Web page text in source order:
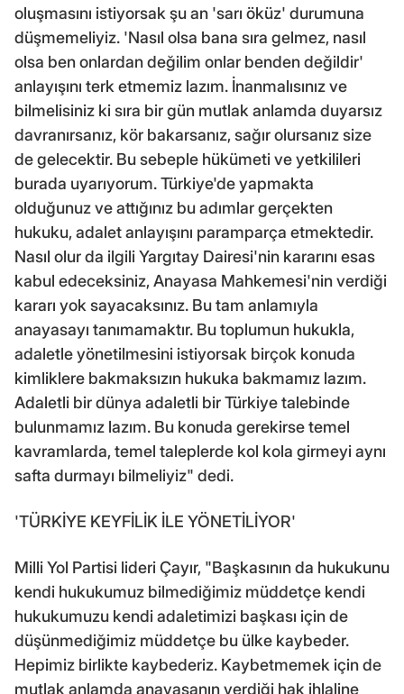
oluşmasını istiyorsak şu an 'sarı öküz' durumuna
düşmemeliyiz. 'Nasıl olsa bana sıra gelmez, nasıl
olsa ben onlardan değilim onlar benden değildir'
anlayışını terk etmemiz lazım. İnanmalısınız ve
bilmelisiniz ki sıra bir gün mutlak anlamda duyarsız
davranırsanız, kör bakarsanız, sağır olursanız size
de gelecektir. Bu sebeple hükümeti ve yetkilileri
burada uyarıyorum. Türkiye'de yapmakta
olduğunuz ve attığınız bu adımlar gerçekten
hukuku, adalet anlayışını paramparça etmektedir.
Nasıl olur da ilgili Yargıtay Dairesi'nin kararını esas
kabul edeceksiniz, Anayasa Mahkemesi'nin verdiği
kararı yok sayacaksınız. Bu tam anlamıyla
anayasayı tanımamaktır. Bu toplumun hukukla,
adaletle yönetilmesini istiyorsak birçok konuda
kimliklere bakmaksızın hukuka bakmamız lazım.
Adaletli bir dünya adaletli bir Türkiye talebinde
bulunmamız lazım. Bu konuda gerekirse temel
kavramlarda, temel taleplerde kol kola girmeyi aynı
safta durmayı bilmeliyiz" dedi.
'TÜRKİYE KEYFİLİK İLE YÖNETİLİYOR'
Milli Yol Partisi lideri Çayır, "Başkasının da hukukunu
kendi hukukumuz bilmediğimiz müddetçe kendi
hukukumuzu kendi adaletimizi başkası için de
düşünmediğimiz müddetçe bu ülke kaybeder.
Hepimiz birlikte kaybederiz. Kaybetmemek için de
mutlak anlamda anayasanın verdiği hak ihlaline